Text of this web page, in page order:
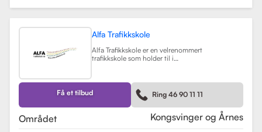
Alfa Trafikkskole
Alfa Trafikkskole er en velrenommert
trafikkskole som holder til i
kjøreopplæringen. Skolen tilbyr et
bredt spekter av tjenester, inkludert
opplæring for førerkort klasse B,
både med manuelt og automatgir.
Få et tilbud Ring 46 90 11 11
Området
Kongsvinger og Årnes